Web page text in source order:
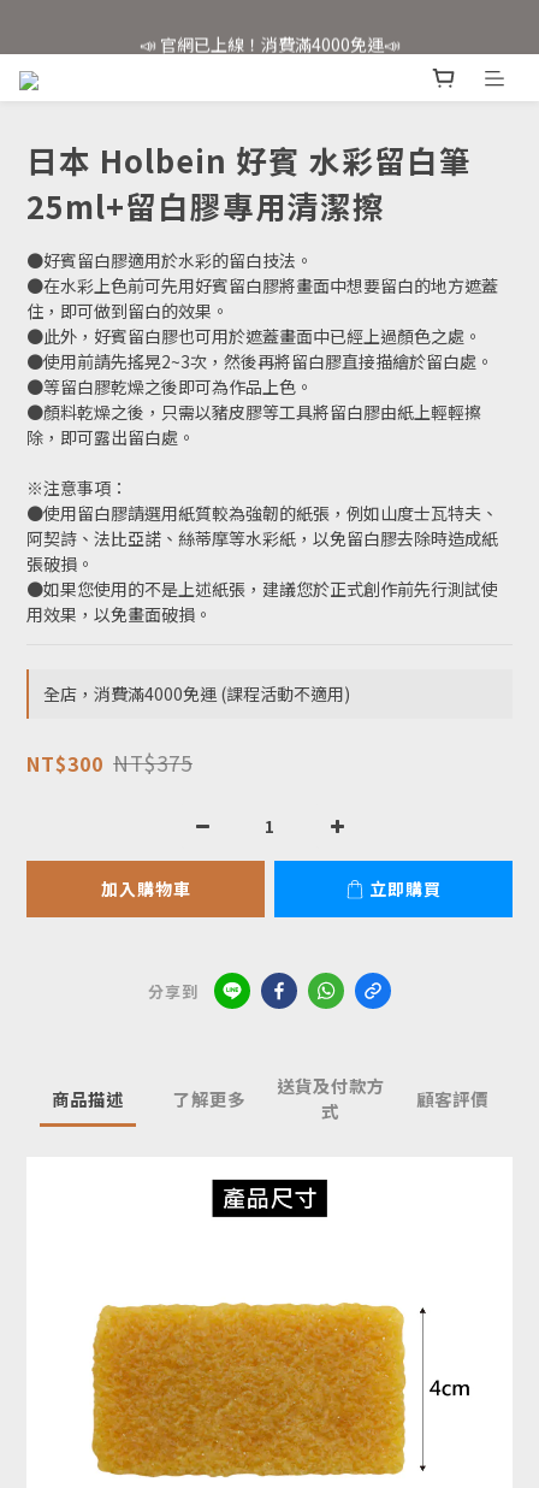
日本 Holbein 好賓 水彩留白筆
25ml+留白膠專用清潔擦
●好賓留白膠適用於水彩的留白技法。
●在水彩上色前可先用好賓留白膠將畫面中想要留白的地方遮蓋
住，即可做到留白的效果。
●此外，好賓留白膠也可用於遮蓋畫面中已經上過顏色之處。
●使用前請先搖晃2~3次，然後再將留白膠直接描繪於留白處。
●等留白膠乾燥之後即可為作品上色。
●顏料乾燥之後，只需以豬皮膠等工具將留白膠由紙上輕輕擦
除，即可露出留白處。
​※注意事項：
●使用留白膠請選用紙質較為強韌的紙張，例如山度士瓦特夫、
阿契詩、法比亞諾、絲蒂摩等水彩紙，以免留白膠去除時造成紙
張破損。
●如果您使用的不是上述紙張，建議您於正式創作前先行測試使
用效果，以免畫面破損。
全店，消費滿4000免運 (課程活動不適用)
NT$300 NT$375
加入購物車 立即購買
分享到
商品描述 了解更多
送貨及付款方
式
顧客評價